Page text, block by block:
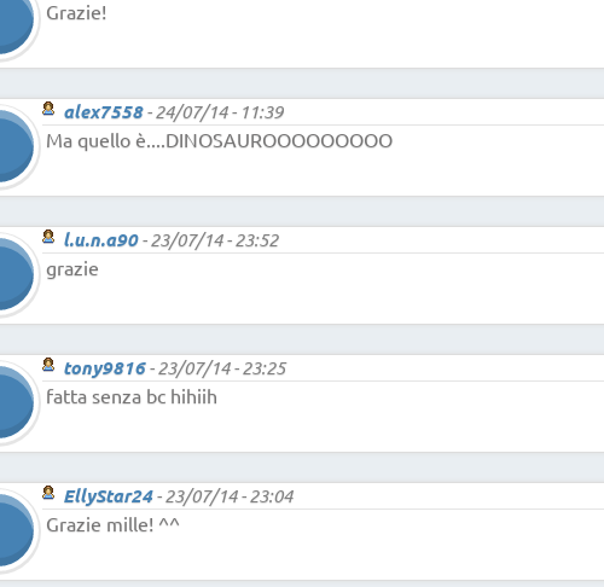
Grazie!
alex7558-24/07/14 - 11:39
Ma quello è....DINOSAUROOOOOOOOO
l.u.n.a90-23/07/14 - 23:52
grazie
tony9816-23/07/14 - 23:25
fatta senza bc hihiih
EllyStar24-23/07/14 - 23:04
Grazie mille! ^^